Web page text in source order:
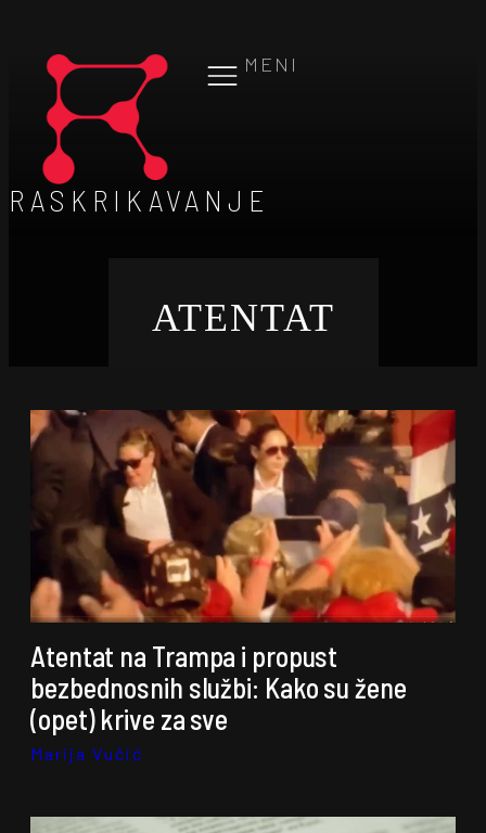
MENI
RASKRIKAVANJE
ATENTAT
Atentat na Trampa i propust
bezbednosnih službi: Kako su žene
(opet) krive za sve
Marija Vučić